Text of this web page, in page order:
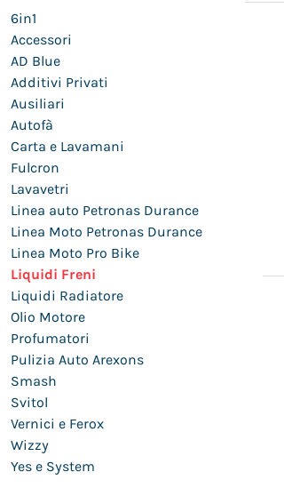
6in1
Accessori
AD Blue
Additivi Privati
Ausiliari
Autofà
Carta e Lavamani
Fulcron
Lavavetri
Linea auto Petronas Durance
Linea Moto Petronas Durance
Linea Moto Pro Bike
Liquidi Freni
Liquidi Radiatore
Olio Motore
Profumatori
Pulizia Auto Arexons
Smash
Svitol
Vernici e Ferox
Wizzy
Yes e System